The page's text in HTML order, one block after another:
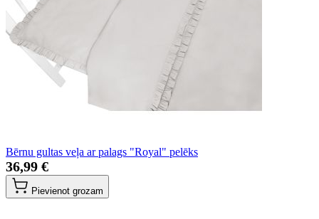
Bērnu gultas veļa ar palags "Royal" pelēks
36,99 €
Pievienot grozam